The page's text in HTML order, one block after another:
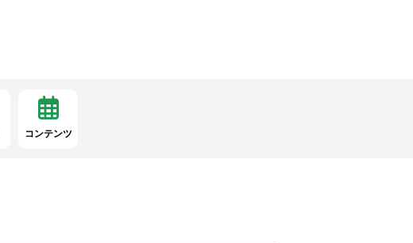
コンテンツ